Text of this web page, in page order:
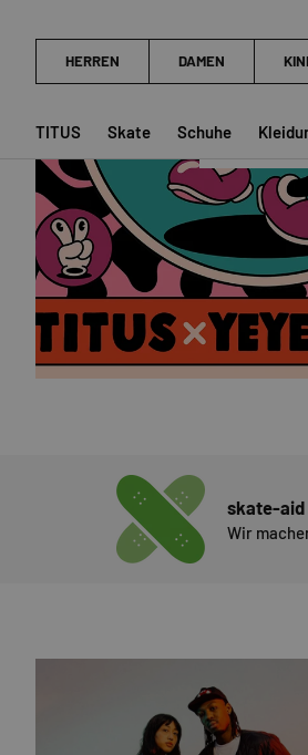
TITUS Skate Schuhe
skate-aid
Wir